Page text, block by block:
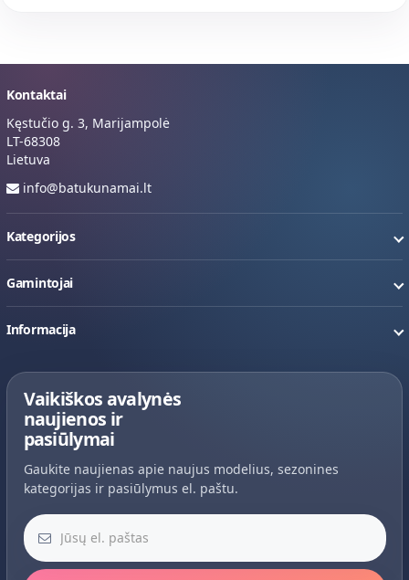
Kontaktai
Kęstučio g. 3, Marijampolė
LT-68308
Lietuva
info@batukunamai.lt
Kategorijos
Gamintojai
Informacija
Vaikiškos avalynės
naujienos ir
pasiūlymai
Gaukite naujienas apie naujus modelius, sezonines
kategorijas ir pasiūlymus el. paštu.
Jūsų el. paštas